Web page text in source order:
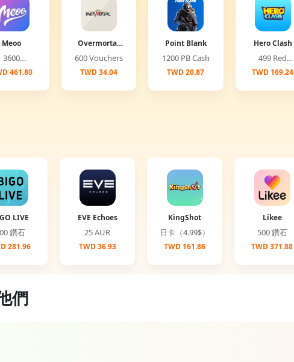
Meoo
3600
461.80
Overmortal
(Global)
600 Vouchers
TWD 34.04
Point Blank
1200 PB Cash
TWD 20.87
Hero Clash
499 Red
Diamonds
TWD 169.24
LIVE
400 鑽石
281.96
EVE Echoes
25 AUR
TWD 36.93
KingShot
日卡（4.99$）
TWD 161.86
Likee
500 鑽石
TWD 371.88
們